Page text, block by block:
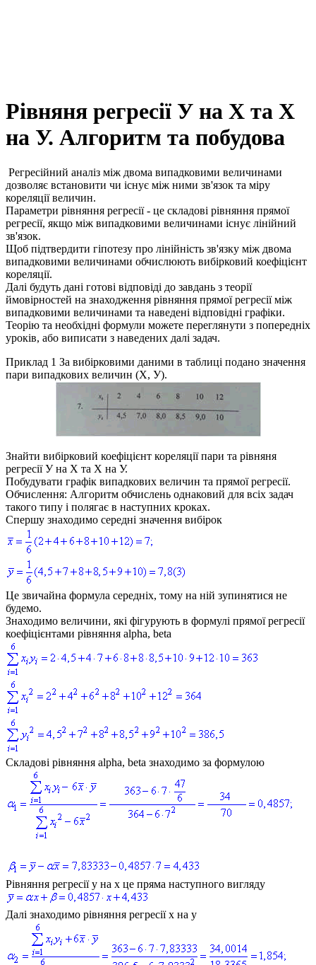
Рівняня регресії У на Х та Х
на У. Алгоритм та побудова
Регресійний аналіз між двома випадковими величинами
дозволяє встановити чи існує між ними зв'язок та міру
кореляції величин.
Параметри рівняння регресії - це складові рівняння прямої
регресії, якщо між випадковими величинами існує лінійний
зв'язок.
Щоб підтвердити гіпотезу про лінійність зв'язку між двома
випадковими величинами обчислюють вибірковий коефіцієнт
кореляції.
Далі будуть дані готові відповіді до завдань з теорії
ймовірностей на знаходження рівняння прямої регресії між
випадковими величинами та наведені відповідні графіки.
Теорію та необхідні формули можете переглянути з попередніх
уроків, або виписати з наведених далі задач.
Приклад 1 За вибірковими даними в таблиці подано значення
пари випадкових величин (Х, У).
Знайти вибірковий коефіцієнт кореляції пари та рівняня
регресіїУна Х та Х на У.
Побудувати графік випадкових величин та прямої регресії.
Обчислення: Алгоритм обчислень однаковий для всіх задач
такого типу і полягає в наступних кроках.
Спершу знаходимо середні значення вибірок
Це звичайна формула середніх, тому на ній зупинятися не
будемо.
Знаходимо величини, які фігурують в формулі прямої регресії
коефіцієнтами рівняння alpha, beta
Складові рівняння alpha, beta знаходимо за формулою
Рівняння регресіїy на x це пряма наступного вигляду
Далі знаходимо рівняння регресіїx на y